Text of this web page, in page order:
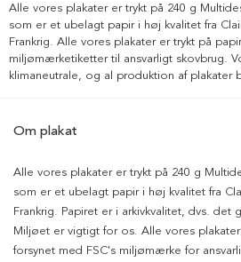
Alle vores plakater er trykt på 240 g
som er et ubelagt papir i høj kvalitet fra
Frankrig. Alle vores plakater er trykt på
miljømærketiketter til ansvarligt skovbrug.
klimaneutrale, og al produktion af
Om plakat
Alle vores plakater er trykt på 240 g
som er et ubelagt papir i høj kvalitet fra
Frankrig. Papiret er i arkivkvalitet, dvs. det
Miljøet er vigtigt for os. Alle vores
forsynet med FSC's miljømærke for